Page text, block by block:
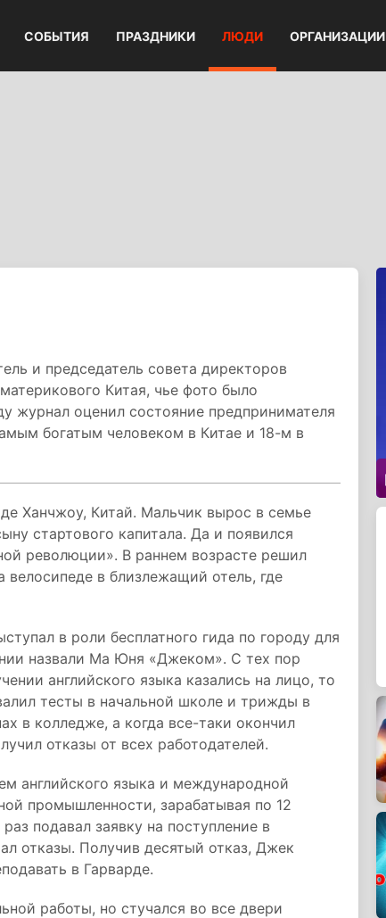
СОБЫТИЯ ПРАЗДНИКИ ЛЮДИ ОРГАНИЗАЦИИ
и председатель совета директоров
Китая, чье фото было
журнал оценил состояние предпринимателя
богатым человеком в Китае и 18-м в
Ханчжоу, Китай. Мальчик вырос в семье
стартового капитала. Да и появился
революции». В раннем возрасте решил
велосипеде в близлежащий отель, где
в роли бесплатного гида по городу для
назвали Ма Юня «Джеком». С тех пор
английского языка казались на лицо, то
тесты в начальной школе и трижды в
в колледже, а когда все-таки окончил
отказы от всех работодателей.
английского языка и международной
промышленности, зарабатывая по 12
подавал заявку на поступление в
отказы. Получив десятый отказ, Джек
в Гарварде.
работы, но стучался во все двери